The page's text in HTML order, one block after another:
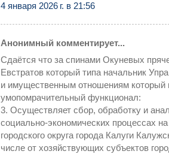
4 января 2026 г. в 21:56
Анонимный комментирует...
Сдаётся что за спинами Окуневых
Евстратов который типа начальник
и имущественным отношениям который
умопомрачительный функционал:
3. Осуществляет сбор, обработку и
социально-экономических процессах
городского округа города Калуги
числе от хозяйствующих субъектов